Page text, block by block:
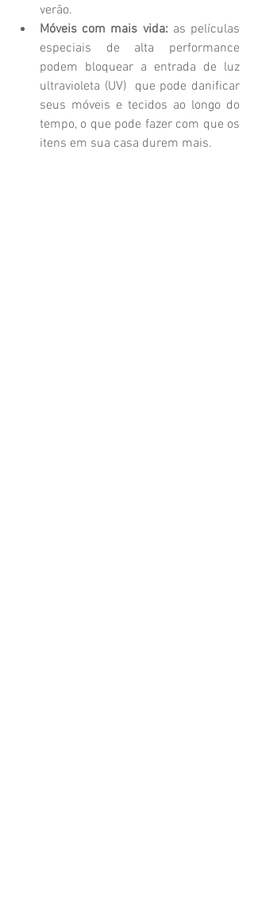
verão.
Móveis com mais vida: as películas
especiais de alta performance
podem bloquear a entrada de luz
ultravioleta (UV)  que pode danificar
seus móveis e tecidos ao longo do
tempo, o que pode fazer com que os
itens em sua casa durem mais.